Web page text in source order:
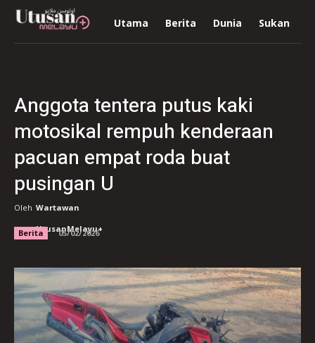
Utama Berita Dunia Sukan
Anggota tentera putus kaki
motosikal rempuh kenderaan
pacuan empat roda buat
pusingan U
Oleh Wartawan
UtusanMelayu+
Berita 05/02/2026